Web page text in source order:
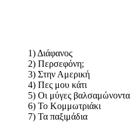
1) Διάφανος
2) Περσεφόνη;
3) Στην Αμερική
4) Πες μου κάτι
5) Οι μύγες
6) Το Κομμωτριάκι
7) Τα παξιμάδια